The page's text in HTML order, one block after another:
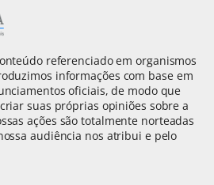
referenciado em organismos
informações com base em
oficiais, de modo que
suas próprias opiniões sobre a
ações são totalmente norteadas
audiência nos atribui e pelo